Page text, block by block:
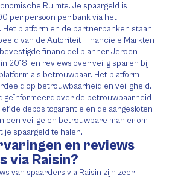
Ruimte. Je spaargeld is
per persoon per bank via het
Het platform en de partnerbanken staan
van de Autoriteit Financiële Markten
financieel planner Jeroen
2018, en reviews over veilig sparen bij
als betrouwbaar. Het platform
op betrouwbaarheid en veiligheid.
geïnformeerd over de betrouwbaarheid
de depositogarantie en de aangesloten
een veilige en betrouwbare manier om
je spaargeld te halen.
en reviews
via Raisin?
van spaarders via Raisin zijn zeer